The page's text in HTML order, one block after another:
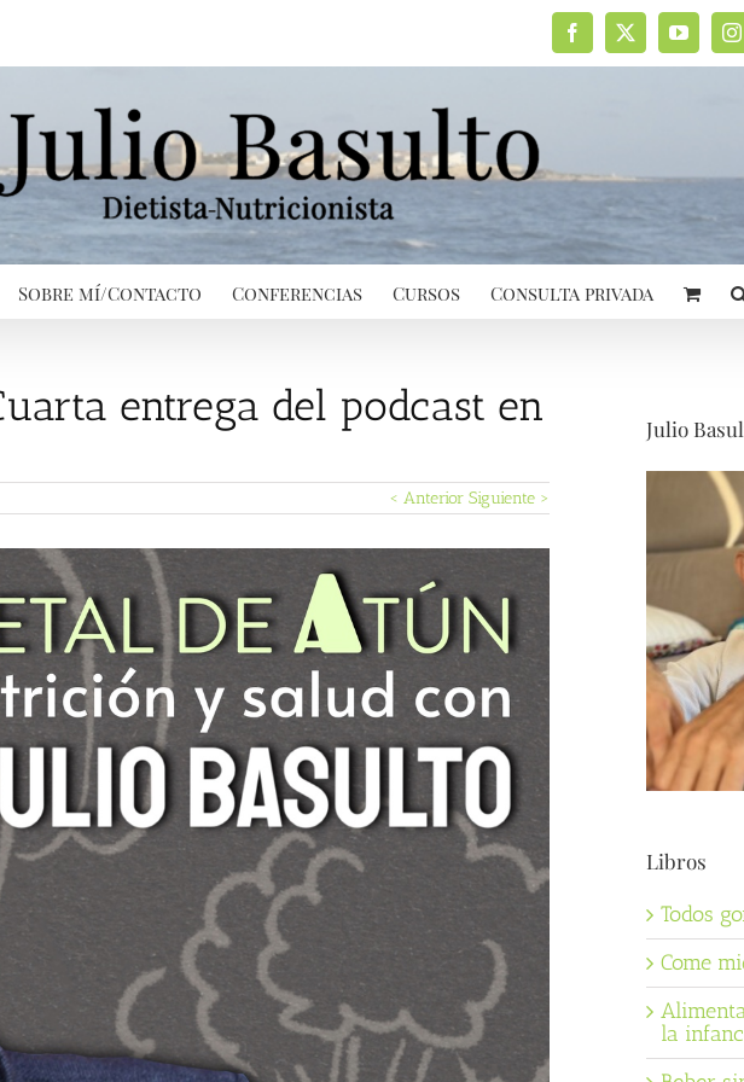
Facebook
X YouTube
Sobre mí/Contacto Conferencias Cursos Consulta privada
entrega del podcast en
< Anterior Siguiente >
Julio
Libros
Todos
Come
la